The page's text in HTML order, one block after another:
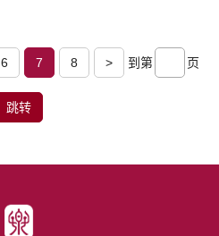
6 7 8 > 到第 页
跳转